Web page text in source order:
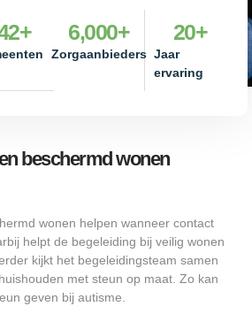
+
Zorgaanbieders
6,000+
Jaar
ervaring
20+
beschermd wonen
wonen helpen wanneer contact
helpt de begeleiding bij veilig wonen
kijkt het begeleidingsteam samen
met steun op maat. Zo kan
geven bij autisme.